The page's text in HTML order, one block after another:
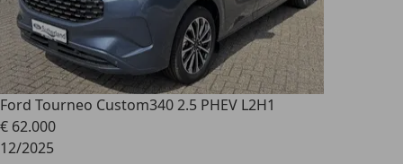
Ford Tourneo Custom340 2.5 PHEV L2H1
€ 62.000
12/2025